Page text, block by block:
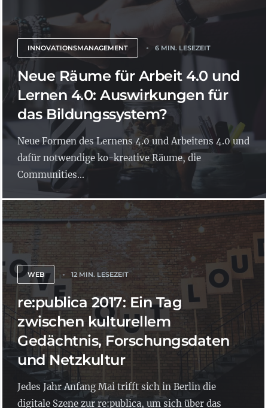
INNOVATIONSMANAGEMENT 6 MIN. LESEZEIT
Neue Räume für Arbeit 4.0 und
Lernen 4.0: Auswirkungen für
das Bildungssystem?
Neue Formen des Lernens 4.0 und Arbeitens 4.0 und
dafür notwendige ko-kreative Räume, die
Communities...
WEB 12 MIN. LESEZEIT
re:publica 2017: Ein Tag
zwischen kulturellem
Gedächtnis, Forschungsdaten
und Netzkultur
Jedes Jahr Anfang Mai trifft sich in Berlin die
digitale Szene zur re:publica, um sich über das